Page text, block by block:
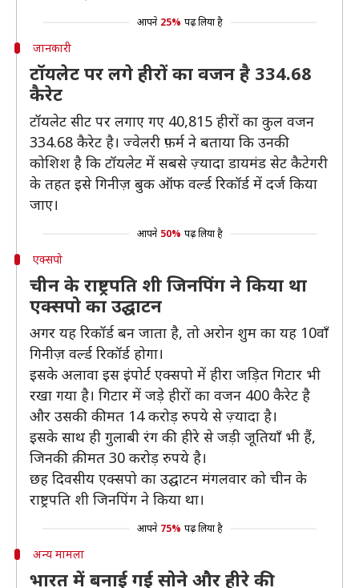
आपने 25% पढ़ लिया है
जानकारी
टॉयलेट पर लगे हीरों का वजन है 334.68
कैरेट
टॉयलेट सीट पर लगाए गए 40,815 हीरों का कुल वजन
334.68 कैरेट है। ज्वेलरी फ़र्म ने बताया कि उनकी
कोशिश है कि टॉयलेट में सबसे ज़्यादा डायमंड सेट कैटेगरी
के तहत इसे गिनीज़ बुक ऑफ वर्ल्ड रिकॉर्ड में दर्ज किया
जाए।
आपने 50% पढ़ लिया है
एक्सपो
चीन के राष्ट्रपति शी जिनपिंग ने किया था
एक्सपो का उद्घाटन
अगर यह रिकॉर्ड बन जाता है, तो अरोन शुम का यह 10वाँ
गिनीज़ वर्ल्ड रिकॉर्ड होगा।
इसके अलावा इस इंपोर्ट एक्सपो में हीरा जड़ित गिटार भी
रखा गया है। गिटार में जड़े हीरों का वजन 400 कैरेट है
और उसकी कीमत 14 करोड़ रुपये से ज़्यादा है।
इसके साथ ही गुलाबी रंग की हीरे से जड़ी जूतियाँ भी हैं,
जिनकी क़ीमत 30 करोड़ रुपये है।
छह दिवसीय एक्सपो का उद्घाटन मंगलवार को चीन के
राष्ट्रपति शी जिनपिंग ने किया था।
आपने 75% पढ़ लिया है
अन्य मामला
भारत में बनाई गई सोने और हीरे की